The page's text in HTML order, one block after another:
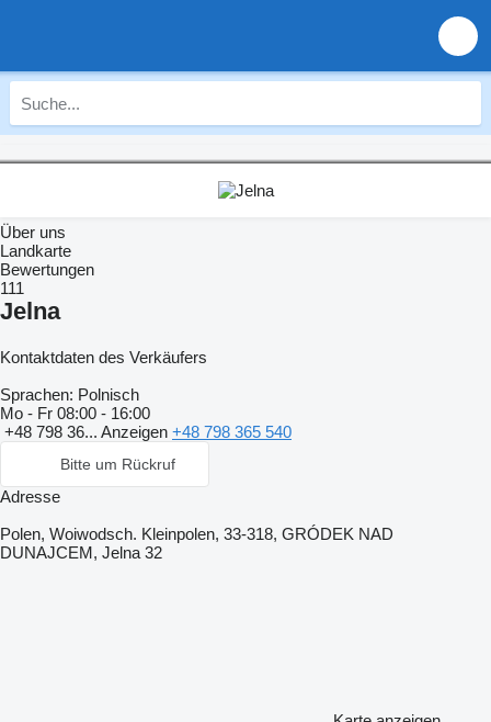
Über uns
Landkarte
Bewertungen
111
Jelna
Kontaktdaten des Verkäufers
Sprachen: Polnisch
Mo - Fr 08:00 - 16:00
+48 798 36... Anzeigen +48 798 365 540
Bitte um Rückruf
Adresse
Polen, Woiwodsch. Kleinpolen, 33-318, GRÓDEK NAD
DUNAJCEM, Jelna 32